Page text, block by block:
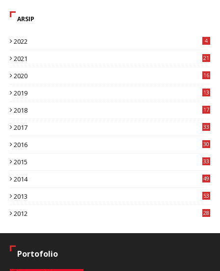
ARSIP
2022 4
2021 21
2020
16
2019
13
2018
17
2017
33
2016
30
2015
33
2014
49
2013
53
2012
28
Portofolio